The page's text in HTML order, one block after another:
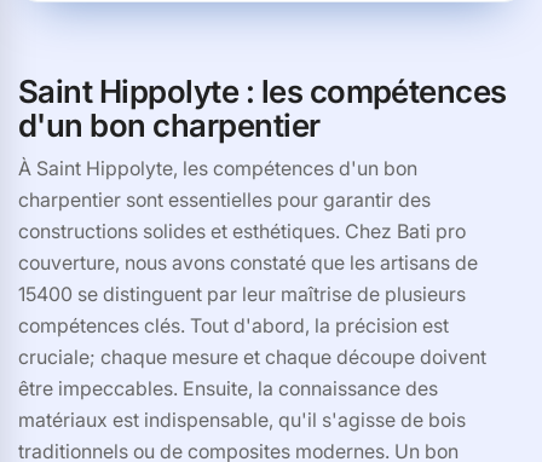
Saint Hippolyte : les compétences
d'un bon charpentier
À Saint Hippolyte, les compétences d'un bon
charpentier sont essentielles pour garantir des
constructions solides et esthétiques. Chez Bati pro
couverture, nous avons constaté que les artisans de
15400 se distinguent par leur maîtrise de plusieurs
compétences clés. Tout d'abord, la précision est
cruciale; chaque mesure et chaque découpe doivent
être impeccables. Ensuite, la connaissance des
matériaux est indispensable, qu'il s'agisse de bois
traditionnels ou de composites modernes. Un bon